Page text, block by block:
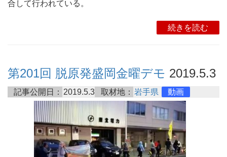
合して行われている。
続きを読む
第201回 脱原発盛岡金曜デモ 2019.5.3
記事公開日： 2019.5.3 取材地： 岩手県 動画